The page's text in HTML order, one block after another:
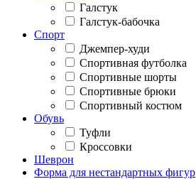
Галстук
Галстук-бабочка
Спорт
Джемпер-худи
Спортивная футболка
Спортивные шорты
Спортивные брюки
Спортивный костюм
Обувь
Туфли
Кроссовки
Шеврон
Форма для нестандартных фигур